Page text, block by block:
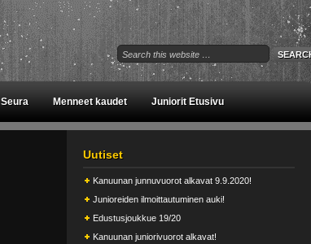
Seura Menneet kaudet Juniorit Etusivu
Uutiset
Kanuunan junnuvuorot alkavat 9.9.2020!
Junioreiden ilmoittautuminen auki!
Edustusjoukkue 19/20
Kanuunan juniorivuorot alkavat!